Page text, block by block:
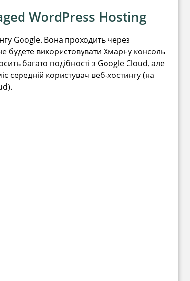
WordPress Hosting
Google. Вона проходить через
будете використовувати Хмарну консоль
багато подібності з Google Cloud, але
середній користувач веб-хостингу (на